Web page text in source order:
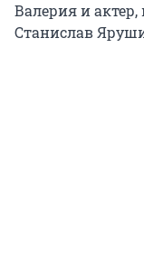
Валерия и
Станислав